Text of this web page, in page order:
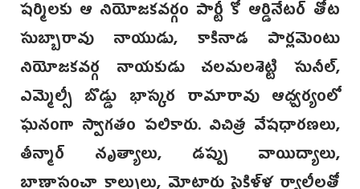
షర్మిలకు ఆ నియోజకవర్గ‌ం పార్టీ కో ఆర్డినేటర్ తోట
సుబ్బారావు నాయుడు, కాకినాడ పార్లమెంటు
నియోజకవర్గ నాయకుడు చలమలశెట్టి సునీల్,
ఎమ్మెల్సీ బొడ్డు భాస్కర‌ రామారావు ఆధ్వర్యంలో
ఘనంగా స్వాగతం పలికారు. విచిత్ర వేషధారణలు,
తీన్మార్‌ నృత్యాలు, డప్పు వాయిద్యాలు,